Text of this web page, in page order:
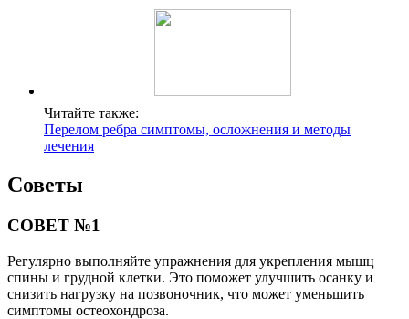
Читайте также:
Перелом ребра симптомы, осложнения и методы
лечения
Советы
СОВЕТ №1
Регулярно выполняйте упражнения для укрепления мышц
спины и грудной клетки. Это поможет улучшить осанку и
снизить нагрузку на позвоночник, что может уменьшить
симптомы остеохондроза.